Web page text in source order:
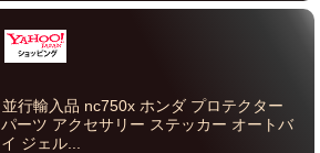
並行輸入品 nc750x ホンダ プロテクター
パーツ アクセサリー ステッカー オートバ
イ ジェル...